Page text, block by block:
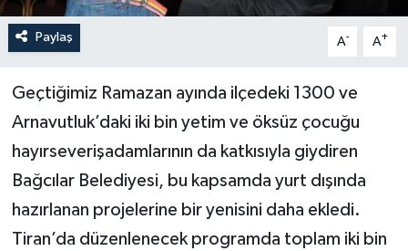
Paylaş A- A+
Geçtiğimiz Ramazan ayında ilçedeki 1300 ve
Arnavutluk’daki iki bin yetim ve öksüz çocuğu
hayırseverişadamlarının da katkısıyla giydiren
Bağcılar Belediyesi, bu kapsamda yurt dışında
hazırlanan projelerine bir yenisini daha ekledi.
Tiran’da düzenlenecek programda toplam iki bin